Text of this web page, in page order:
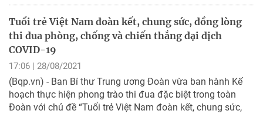
Tuổi trẻ Việt Nam đoàn kết, chung sức, đồng lòng
thi đua phòng, chống và chiến thắng đại dịch
COVID-19
17:06 | 28/08/2021
(Bqp.vn) - Ban Bí thư Trung ương Đoàn vừa ban hành Kế
hoạch thực hiện phong trào thi đua đặc biệt trong toàn
Đoàn với chủ đề “Tuổi trẻ Việt Nam đoàn kết, chung sức,